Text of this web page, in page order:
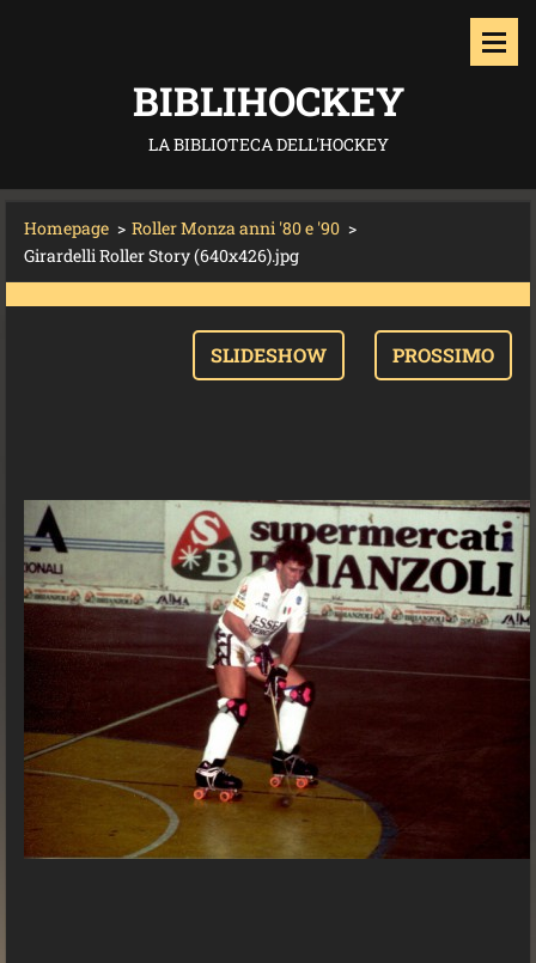
BIBLIHOCKEY
LA BIBLIOTECA DELL'HOCKEY
Homepage > Roller Monza anni '80 e '90 >
Girardelli Roller Story (640x426).jpg
SLIDESHOW PROSSIMO